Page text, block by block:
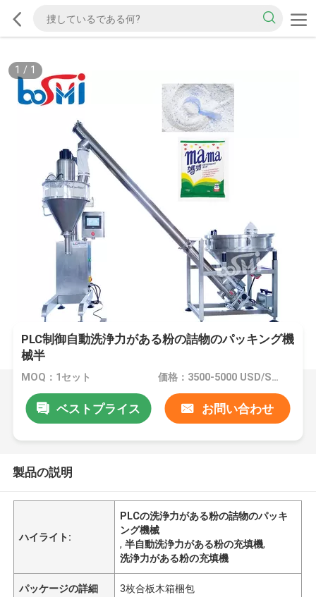
1 / 1
PLC制御自動洗浄力がある粉の詰物のパッキング機
械半
MOQ：1セット 価格：3500-5000 USD/SET
ベストプライス お問い合わせ
製品の説明
ハイライト:
PLCの洗浄力がある粉の詰物のパッキ
ング機械
,半自動洗浄力がある粉の充填機,
洗浄力がある粉の充填機
パッケージの詳細 3枚合板木箱梱包